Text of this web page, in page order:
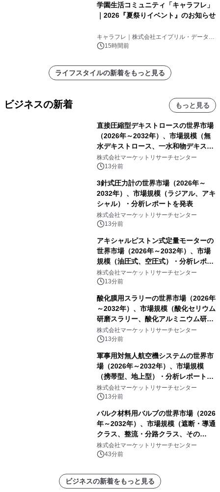
学園生活コミュニティ「キャラフレ」
｜2026『夏祭りイベント』のお知らせ
キャラフレ｜株式会社エイプリル・データ・
デザインズ
15時間前
ライフスタイルの新着をもっと見る
ビジネスの新着 もっと見る
直接圧縮型デキストロースの世界市場
（2026年～2032年）、市場規模（無
水デキストロース、一水和物デキスト
ロース）・分析レポートを発表
株式会社マーケットリサーチセンター
13分前
3針式圧力計の世界市場（2026年～
2032年）、市場規模（ラジアル、アキ
シャル）・分析レポートを発表
株式会社マーケットリサーチセンター
13分前
アキシャルピストン式定量モーターの
世界市場（2026年～2032年）、市場
規模（油圧式、空圧式）・分析レポー
トを発表
株式会社マーケットリサーチセンター
13分前
酸化膜用スラリーの世界市場（2026年
～2032年）、市場規模（酸化セリウム
研磨スラリー、酸化アルミニウム研磨
スラリー、その他）・分析レポートを
発表
株式会社マーケットリサーチセンター
13分前
軍事用対無人航空機システムの世界市
場（2026年～2032年）、市場規模
（携帯型、地上型）・分析レポートを
発表
株式会社マーケットリサーチセンター
13分前
バルク材料用バルブの世界市場（2026
年～2032年）、市場規模（遮断・導通
クラス、整流・分路クラス、その
他）・分析レポートを発表
株式会社マーケットリサーチセンター
43分前
ビジネスの新着をもっと見る